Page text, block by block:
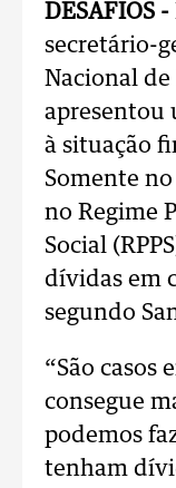
DESAFIOS -
secretário-
Nacional
apresentou
à situação
Somente
no Regime
Social
dívidas em
segundo
“São casos
consegue
podemos
tenham